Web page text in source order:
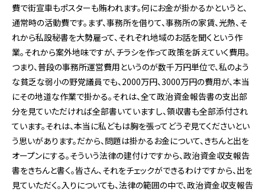
費で街宣車もポスターも賄われます。何にお金が掛かるかというと、
通常時の活動費です。まず、事務所を借りて、事務所の家賃、光熱、そ
れから私設秘書を大勢雇って、それぞれ地域のお話を聞くという作
業。それから案外地味ですが、チラシを作って政策を訴えていく費用。
つまり、普段の事務所運営費用というのが数千万円単位で、私のよう
な貧乏な弱小の野党議員でも、2000万円、3000万円の費用が、本当
にその地道な作業で掛かる。それは、全て政治資金報告書の支出部
分を見ていただければ全部書いていますし、領収書も全部添付され
ています。それは、本当に私どもは胸を張ってどうぞ見てくださいとい
う思いがあります。だから、問題は掛かるお金について、きちんと出を
オープンにする。そういう法律の建付けですから、政治資金収支報告
書をきちんと書く。皆さん、それをチェックができるわけですから、出を
見ていただく。入りについても、法律の範囲の中で、政治資金収支報告